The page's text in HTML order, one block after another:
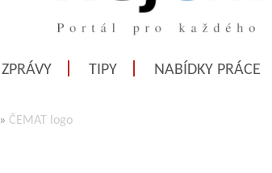
ZPRÁVY TIPY NABÍDKY PRÁCE
» ČEMAT logo